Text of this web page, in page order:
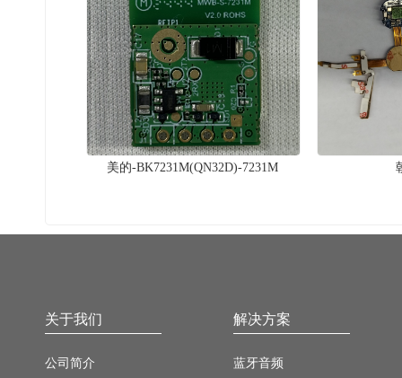
美的-BK7231M(QN32D)-7231M
关于我们
公司简介
解决方案
蓝牙音频